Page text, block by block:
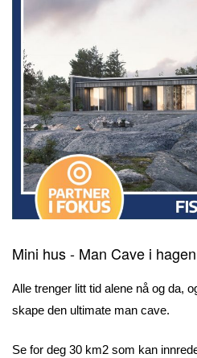
Mini hus - Man Cave i hagen
Alle trenger litt tid alene nå og da,
skape den ultimate man cave.
Se for deg 30 km2 som kan